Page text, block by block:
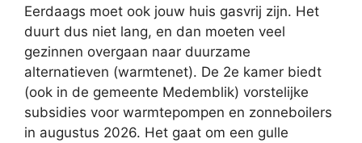
Eerdaags moet ook jouw huis gasvrij zijn. Het
duurt dus niet lang, en dan moeten veel
gezinnen overgaan naar duurzame
alternatieven (warmtenet). De 2e kamer biedt
(ook in de gemeente Medemblik) vorstelijke
subsidies voor warmtepompen en zonneboilers
in augustus 2026. Het gaat om een gulle